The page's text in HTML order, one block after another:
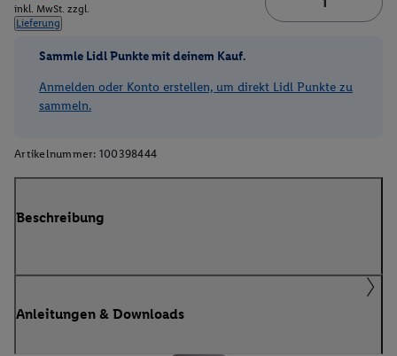
inkl. MwSt. zzgl.
Lieferung
Sammle Lidl Punkte mit deinem Kauf.
Anmelden oder Konto erstellen, um direkt Lidl Punkte zu
sammeln.
Artikelnummer: 100398444
Beschreibung
Anleitungen & Downloads